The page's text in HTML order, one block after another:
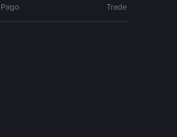
Pago Trade